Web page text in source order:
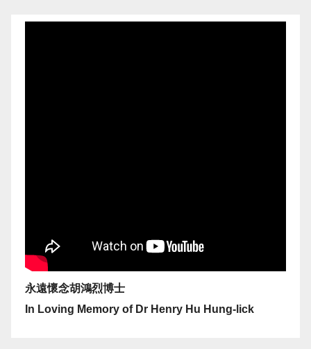
永遠懷念胡鴻烈博士
In Loving Memory of Dr Henry Hu Hung-lick